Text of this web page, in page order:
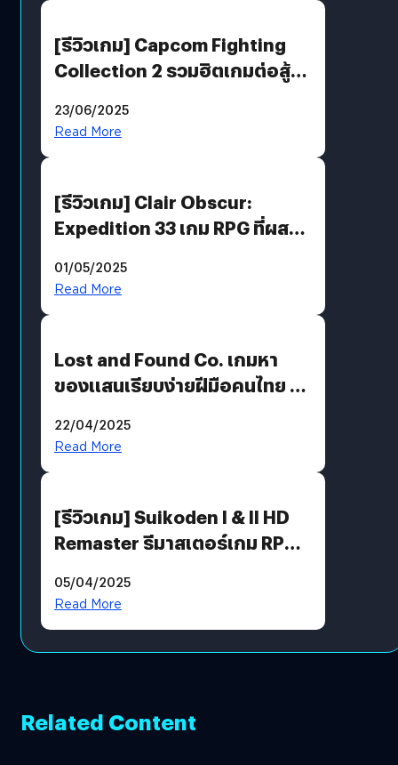
[รีวิวเกม] Capcom Fighting
Collection 2 รวมฮิตเกมต่อสู้ใน
23/06/2025
Read More
[รีวิวเกม] Clair Obscur:
Expedition 33 เกม RPG ที่ผสาน
ได้ลงตัว
01/05/2025
Read More
Lost and Found Co. เกมหา
ของแสนเรียบง่ายฝีมือคนไทย ที่
ตัวคุณ
22/04/2025
Read More
[รีวิวเกม] Suikoden I & II HD
Remaster รีมาสเตอร์เกม RPG
05/04/2025
Read More
Related Content